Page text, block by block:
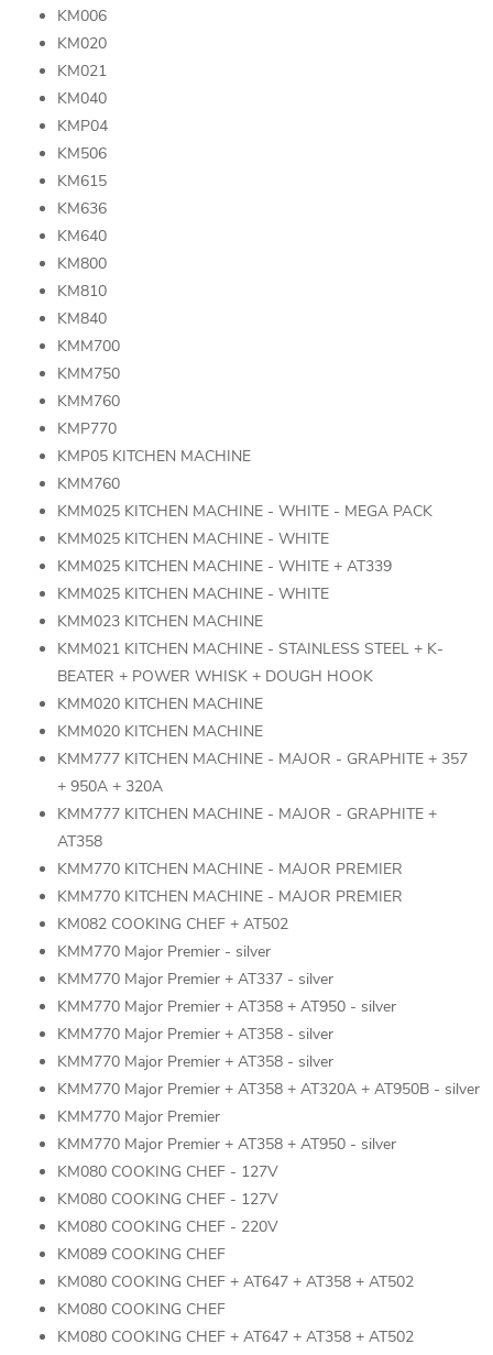
KM006
KM020
KM021
KM040
KMP04
KM506
KM615
KM636
KM640
KM800
KM810
KM840
KMM700
KMM750
KMM760
KMP770
KMP05 KITCHEN MACHINE
KMM760
KMM025 KITCHEN MACHINE - WHITE - MEGA PACK
KMM025 KITCHEN MACHINE - WHITE
KMM025 KITCHEN MACHINE - WHITE + AT339
KMM025 KITCHEN MACHINE - WHITE
KMM023 KITCHEN MACHINE
KMM021 KITCHEN MACHINE - STAINLESS STEEL + K-
BEATER + POWER WHISK + DOUGH HOOK
KMM020 KITCHEN MACHINE
KMM020 KITCHEN MACHINE
KMM777 KITCHEN MACHINE - MAJOR - GRAPHITE + 357
+ 950A + 320A
KMM777 KITCHEN MACHINE - MAJOR - GRAPHITE +
AT358
KMM770 KITCHEN MACHINE - MAJOR PREMIER
KMM770 KITCHEN MACHINE - MAJOR PREMIER
KM082 COOKING CHEF + AT502
KMM770 Major Premier - silver
KMM770 Major Premier + AT337 - silver
KMM770 Major Premier + AT358 + AT950 - silver
KMM770 Major Premier + AT358 - silver
KMM770 Major Premier + AT358 - silver
KMM770 Major Premier + AT358 + AT320A + AT950B - silver
KMM770 Major Premier
KMM770 Major Premier + AT358 + AT950 - silver
KM080 COOKING CHEF - 127V
KM080 COOKING CHEF - 127V
KM080 COOKING CHEF - 220V
KM089 COOKING CHEF
KM080 COOKING CHEF + AT647 + AT358 + AT502
KM080 COOKING CHEF
KM080 COOKING CHEF + AT647 + AT358 + AT502